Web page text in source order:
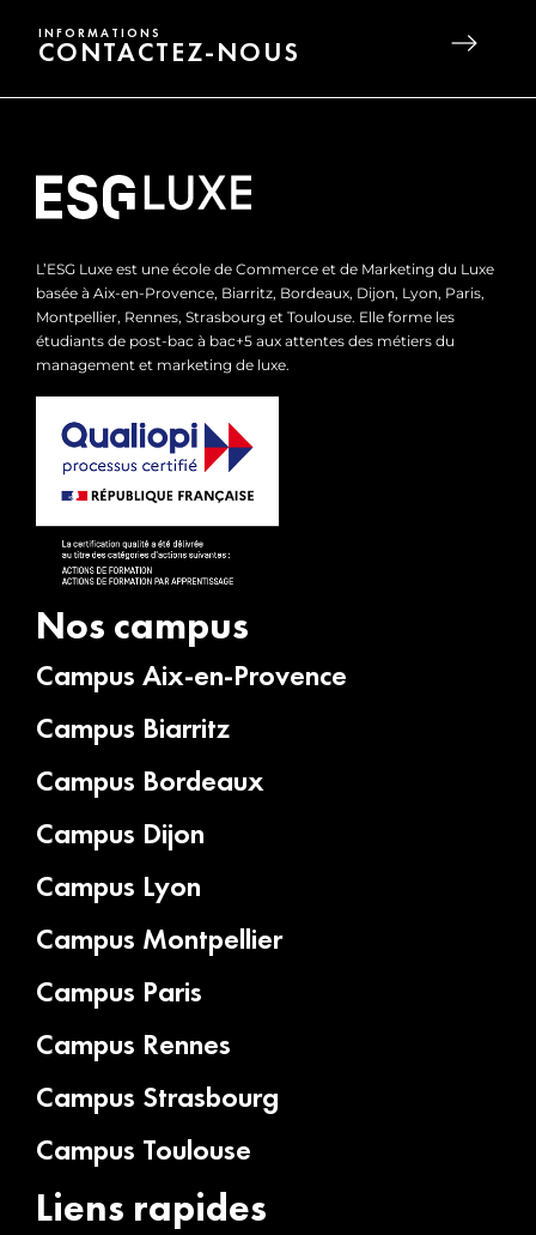
INFORMATIONS
CONTACTEZ-NOUS
L’ESG Luxe est une école de Commerce et de Marketing du Luxe
basée à Aix-en-Provence, Biarritz, Bordeaux, Dijon, Lyon, Paris,
Montpellier, Rennes, Strasbourg et Toulouse. Elle forme les
étudiants de post-bac à bac+5 aux attentes des métiers du
management et marketing de luxe.
Nos campus
Campus Aix-en-Provence
Campus Biarritz
Campus Bordeaux
Campus Dijon
Campus Lyon
Campus Montpellier
Campus Paris
Campus Rennes
Campus Strasbourg
Campus Toulouse
Liens rapides